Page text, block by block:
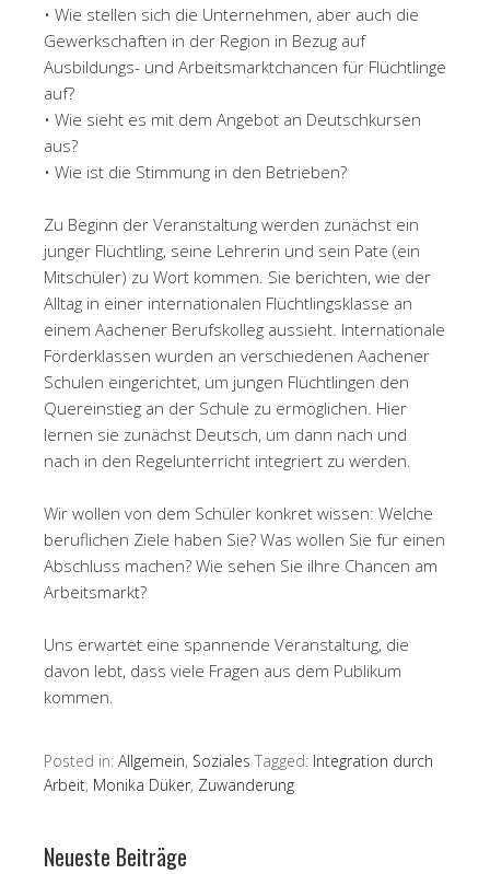
• Wie stellen sich die Unternehmen, aber auch die
Gewerkschaften in der Region in Bezug auf
Ausbildungs- und Arbeitsmarktchancen für Flüchtlinge
auf?
• Wie sieht es mit dem Angebot an Deutschkursen
aus?
• Wie ist die Stimmung in den Betrieben?
Zu Beginn der Veranstaltung werden zunächst ein
junger Flüchtling, seine Lehrerin und sein Pate (ein
Mitschüler) zu Wort kommen. Sie berichten, wie der
Alltag in einer internationalen Flüchtlingsklasse an
einem Aachener Berufskolleg aussieht. Internationale
Förderklassen wurden an verschiedenen Aachener
Schulen eingerichtet, um jungen Flüchtlingen den
Quereinstieg an der Schule zu ermöglichen. Hier
lernen sie zunächst Deutsch, um dann nach und
nach in den Regelunterricht integriert zu werden.
Wir wollen von dem Schüler konkret wissen: Welche
beruflichen Ziele haben Sie? Was wollen Sie für einen
Abschluss machen? Wie sehen Sie iIhre Chancen am
Arbeitsmarkt?
Uns erwartet eine spannende Veranstaltung, die
davon lebt, dass viele Fragen aus dem Publikum
kommen.
Posted in: Allgemein, Soziales Tagged: Integration durch
Arbeit, Monika Düker, Zuwanderung
Neueste Beiträge